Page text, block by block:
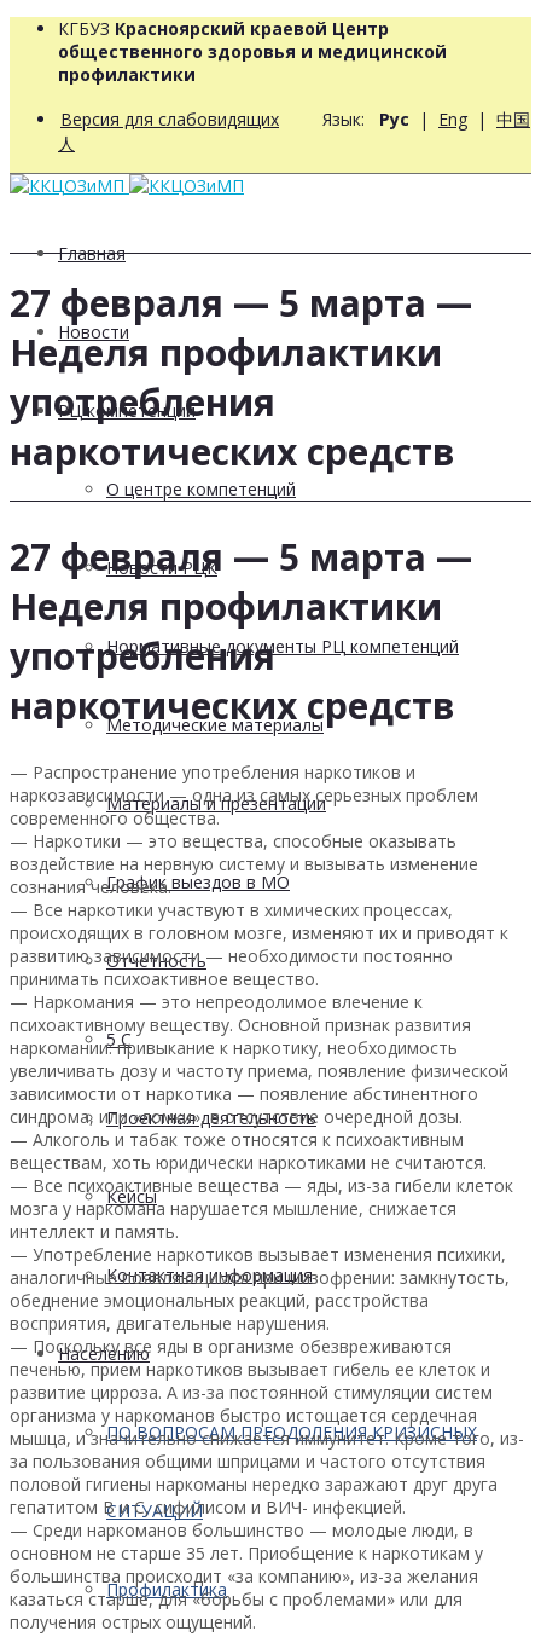
КГБУЗ Красноярский краевой Центр
общественного здоровья и медицинской
профилактики
Версия для слабовидящих Язык: Рус | Eng | 中国
人
Главная
Новости
РЦ компетенций
О центре компетенций
Новости РЦК
Нормативные документы РЦ компетенций
Методические материалы
Материалы и презентации
График выездов в МО
Отчетность
5 С
Проектная деятельность
Кейсы
Контактная информация
Населению
ПО ВОПРОСАМ ПРЕОДОЛЕНИЯ КРИЗИСНЫХ
СИТУАЦИЙ
Профилактика
27 февраля — 5 марта —
Неделя профилактики
употребления
наркотических средств
27 февраля — 5 марта —
Неделя профилактики
употребления
наркотических средств
— Распространение употребления наркотиков и
наркозависимости — одна из самых серьезных проблем
современного общества.
— Наркотики — это вещества, способные оказывать
воздействие на нервную систему и вызывать изменение
сознания человека.
— Все наркотики участвуют в химических процессах,
происходящих в головном мозге, изменяют их и приводят к
развитию зависимости — необходимости постоянно
принимать психоактивное вещество.
— Наркомания — это непреодолимое влечение к
психоактивному веществу. Основной признак развития
наркомании: привыкание к наркотику, необходимость
увеличивать дозу и частоту приема, появление физической
зависимости от наркотика — появление абстинентного
синдрома, или «ломки», в отсутствие очередной дозы.
— Алкоголь и табак тоже относятся к психоактивным
веществам, хоть юридически наркотиками не считаются.
— Все психоактивные вещества — яды, из-за гибели клеток
мозга у наркомана нарушается мышление, снижается
интеллект и память.
— Употребление наркотиков вызывает изменения психики,
аналогичные появляющимся при шизофрении: замкнутость,
обеднение эмоциональных реакций, расстройства
восприятия, двигательные нарушения.
— Поскольку все яды в организме обезвреживаются
печенью, прием наркотиков вызывает гибель ее клеток и
развитие цирроза. А из-за постоянной стимуляции систем
организма у наркоманов быстро истощается сердечная
мышца, и значительно снижается иммунитет. Кроме того, из-
за пользования общими шприцами и частого отсутствия
половой гигиены наркоманы нередко заражают друг друга
гепатитом В и С, сифилисом и ВИЧ- инфекцией.
— Среди наркоманов большинство — молодые люди, в
основном не старше 35 лет. Приобщение к наркотикам у
большинства происходит «за компанию», из-за желания
казаться старше, для «борьбы с проблемами» или для
получения острых ощущений.